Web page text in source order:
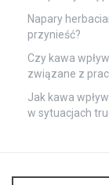
Napary
przynieść?
Czy kawa
związane z
Jak kawa
w sytuacjach